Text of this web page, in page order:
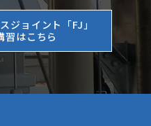
ジョイント「FJ」
習はこちら